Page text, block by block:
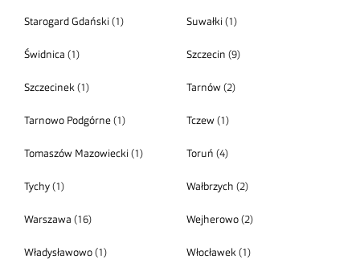
Starogard Gdański (1) Suwałki(1)
Świdnica (1) Szczecin (9)
Szczecinek (1) Tarnów(2)
Tarnowo Podgórne (1) Tczew(1)
Tomaszów Mazowiecki (1) Toruń (4)
Tychy (1) Wałbrzych (2)
Warszawa (16) Wejherowo(2)
Władysławowo (1) Włocławek(1)